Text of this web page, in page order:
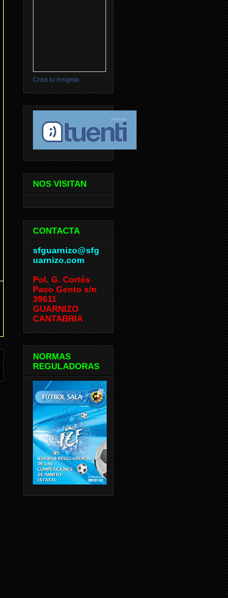
Crea tu insignia
NOS VISITAN
CONTACTA
sfguarnizo@sfg
uarnizo.com
Pol. G. Cortés
Paco Gento s/n
39611
GUARNIZO
CANTABRIA
NORMAS
REGULADORAS